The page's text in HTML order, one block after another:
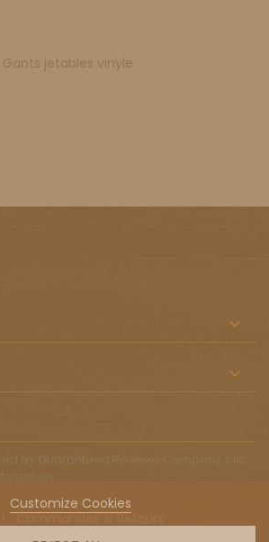
Customize Cookies
Gants jetables vinyle


Commandes & Retours